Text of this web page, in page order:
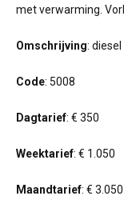
met verwarming.
Omschrijving:
Code: 5008
Dagtarief: € 350
Weektarief: € 1.050
Maandtarief: € 3.050